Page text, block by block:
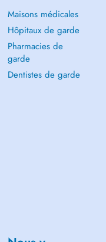
Maisons médicales
Hôpitaux de garde
Pharmacies de
garde
Dentistes de garde